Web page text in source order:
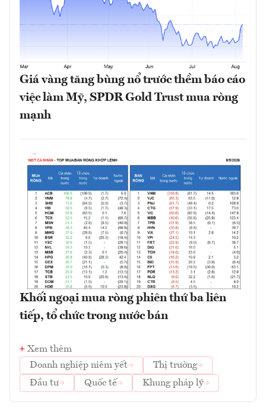
Giá vàng tăng bùng nổ trước thềm báo cáo
việc làm Mỹ, SPDR Gold Trust mua ròng
mạnh
Khối ngoại mua ròng phiên thứ ba liên
tiếp, tổ chức trong nước bán
Xem thêm
Doanh nghiệp niêm yết
Thị trường
Đầu tư
Quốc tế Khung pháp lý